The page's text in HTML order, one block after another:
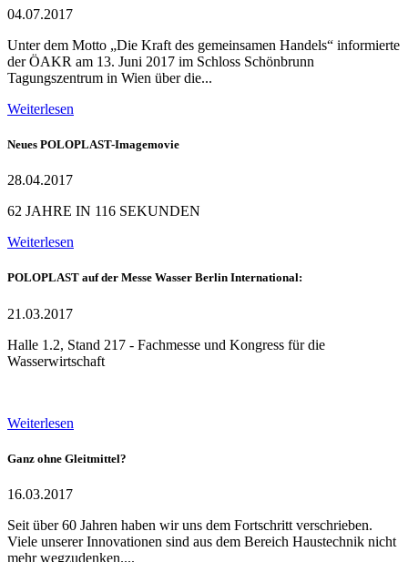
04.07.2017
Unter dem Motto „Die Kraft des gemeinsamen Handels“ informierte
der ÖAKR am 13. Juni 2017 im Schloss Schönbrunn
Tagungszentrum in Wien über die...
Weiterlesen
Neues POLOPLAST-Imagemovie
28.04.2017
62 JAHRE IN 116 SEKUNDEN
Weiterlesen
POLOPLAST auf der Messe Wasser Berlin International:
21.03.2017
Halle 1.2, Stand 217 - Fachmesse und Kongress für die
Wasserwirtschaft
Weiterlesen
Ganz ohne Gleitmittel?
16.03.2017
Seit über 60 Jahren haben wir uns dem Fortschritt verschrieben.
Viele unserer Innovationen sind aus dem Bereich Haustechnik nicht
mehr wegzudenken....